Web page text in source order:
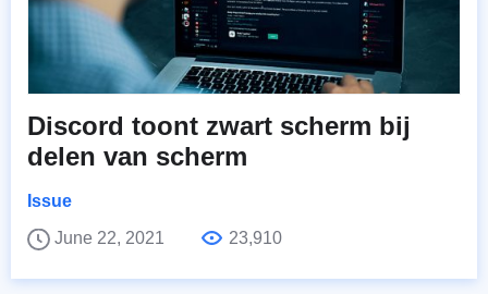
Discord toont zwart scherm bij
delen van scherm
Issue
June 22, 2021
23,910